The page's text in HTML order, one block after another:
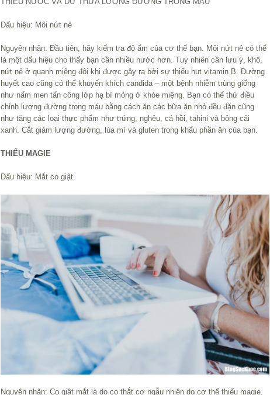
Dấu hiệu: Môi nứt nẻ
Nguyên nhân: Đầu tiên, hãy kiểm tra độ ẩm của cơ thể bạn. Môi nứt nẻ có thể
là một dấu hiệu cho thấy bạn cần nhiều nước hơn. Tuy nhiên cần lưu ý, khô,
nứt nẻ ở quanh miệng đôi khi được gây ra bởi sự thiếu hụt vitamin B. Đường
huyết cao cũng có thể khuyến khích candida – một bệnh nhiễm trùng giống
như nấm men tấn công lớp hạ bì mỏng ở khóe miệng. Bạn có thể thử điều
chỉnh lượng đường trong máu bằng cách ăn các bữa ăn nhỏ đều đặn cũng
như tăng các loại thực phẩm như trứng, nghêu, cá hồi, tahini và bông cải
xanh. Cắt giảm lượng đường, lúa mì và gluten trong khẩu phần ăn của bạn.
THIẾU MAGIE
Dấu hiệu: Mắt co giật.
Nguyên nhân: Co giật mắt là do co thắt cơ ngẫu nhiên do cơ thể thiếu magie.